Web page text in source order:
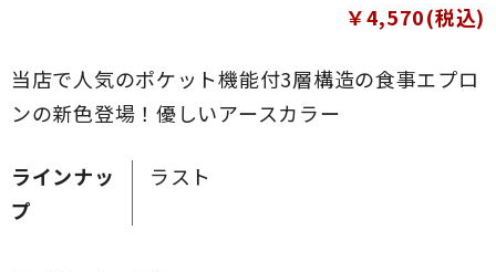
当店で人気のポケット機能付3層構造の食事エプロ
ンの新色登場！優しいアースカラー
￥4,570(税込)
ラインナッ
プ
ラスト